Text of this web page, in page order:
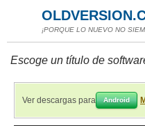
¡PORQUE LO NUEVO NO
Escoge un título de
Ver descargas para Android